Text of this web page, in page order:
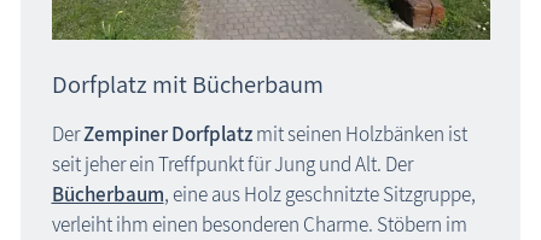
Dorfplatz mit Bücherbaum
DerZempiner Dorfplatzmit seinen Holzbänken ist
seit jeher ein Treffpunkt für Jung und Alt. Der
Bücherbaum, eine aus Holz geschnitzte Sitzgruppe,
verleiht ihm einen besonderen Charme. Stöbern im